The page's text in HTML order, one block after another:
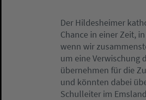
Der Hildesheimer
Chance in einer Zeit,
wenn wir
um eine Verwischung
übernehmen für die
und könnten dabei
Schulleiter im